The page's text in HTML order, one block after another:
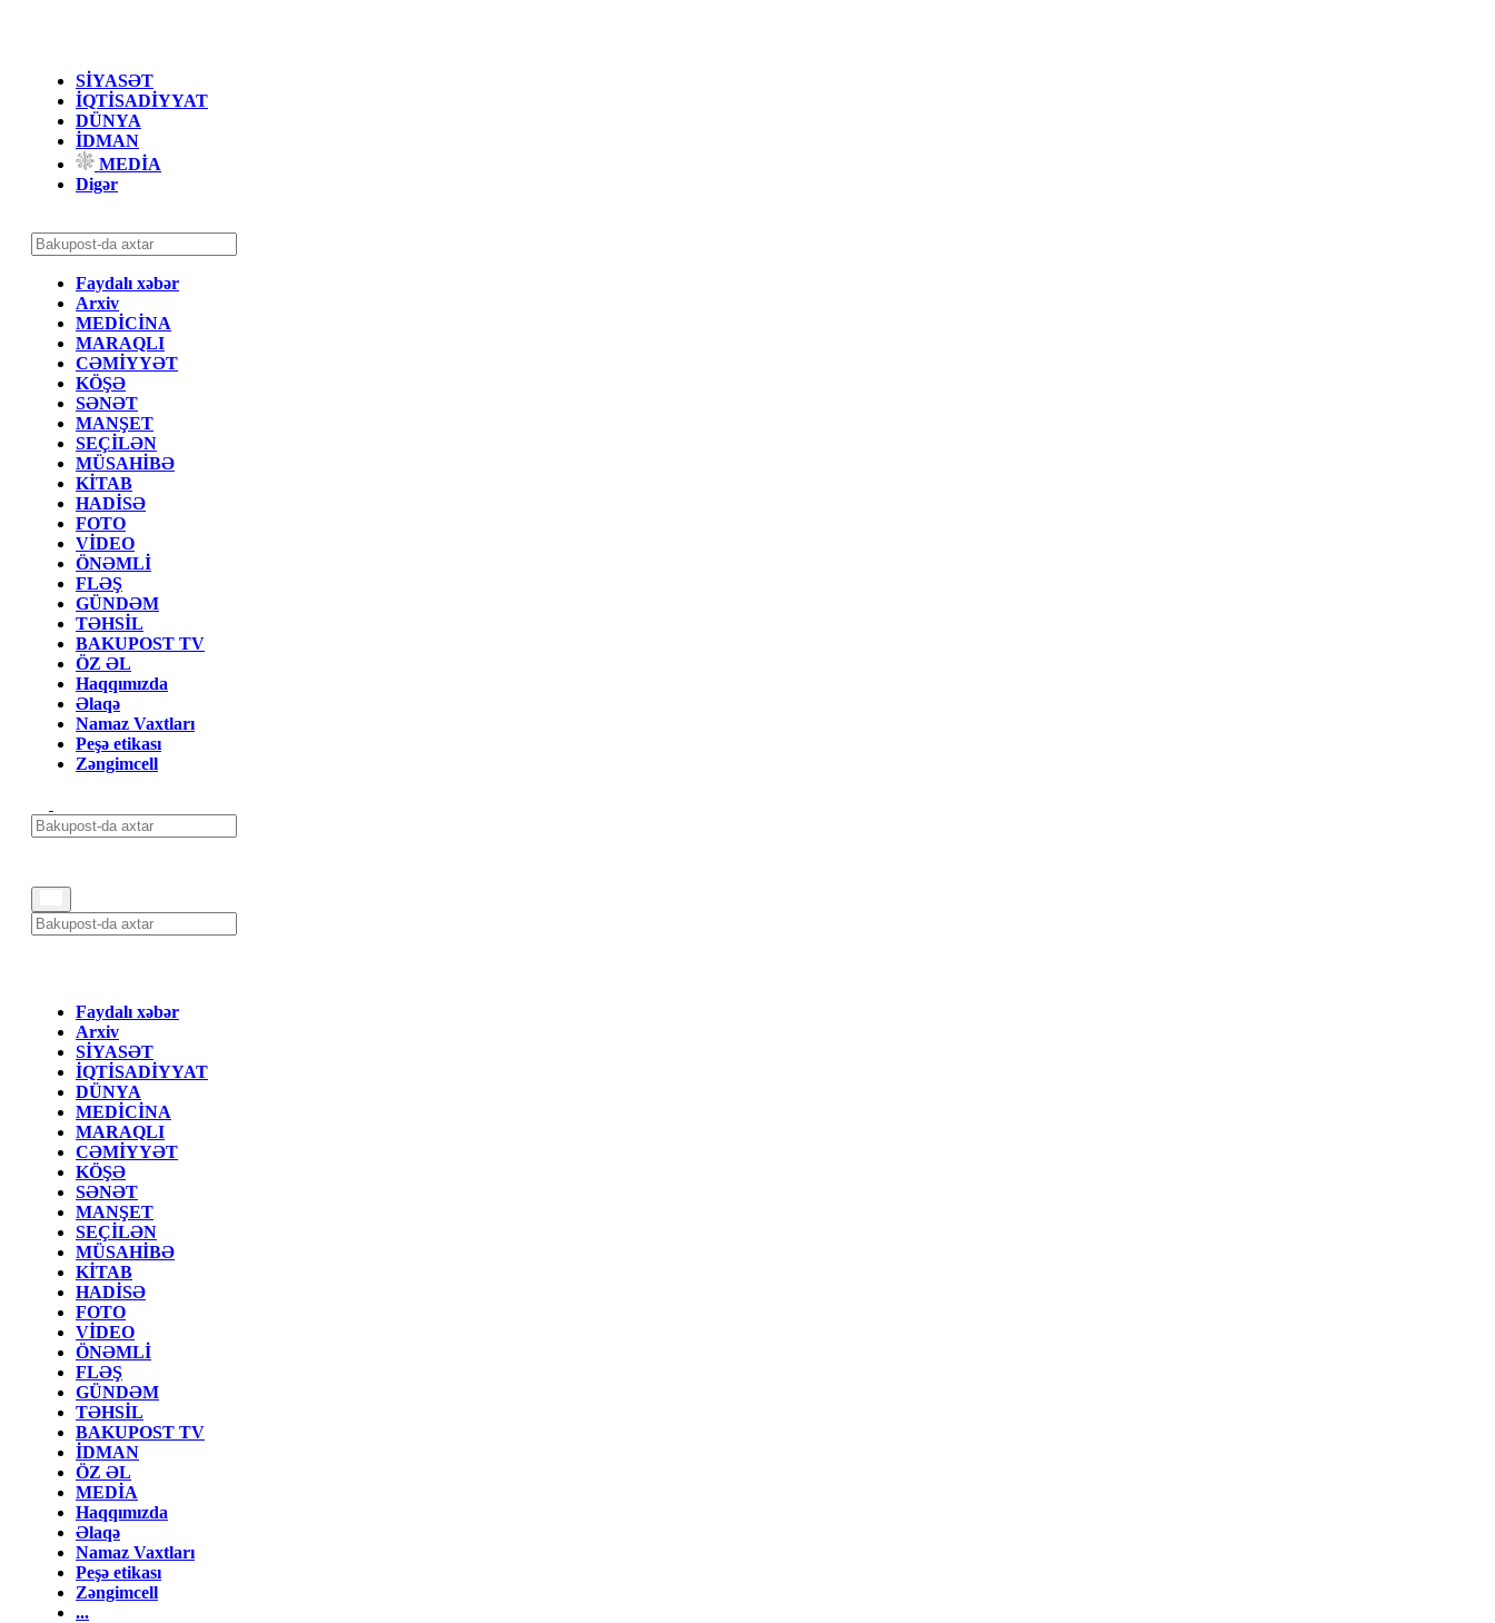
SİYASƏT
İQTİSADİYYAT
DÜNYA
İDMAN
MEDİA
Digər
Faydalı xəbər
Arxiv
MEDİCİNA
MARAQLI
CƏMİYYƏT
KÖŞƏ
SƏNƏT
MANŞET
SEÇİLƏN
MÜSAHİBƏ
KİTAB
HADİSƏ
FOTO
VİDEO
ÖNƏMLİ
FLƏŞ
GÜNDƏM
TƏHSİL
BAKUPOST TV
ÖZ ƏL
Haqqımızda
Əlaqə
Namaz Vaxtları
Peşə etikası
Zəngimcell
Faydalı xəbər
Arxiv
SİYASƏT
İQTİSADİYYAT
DÜNYA
MEDİCİNA
MARAQLI
CƏMİYYƏT
KÖŞƏ
SƏNƏT
MANŞET
SEÇİLƏN
MÜSAHİBƏ
KİTAB
HADİSƏ
FOTO
VİDEO
ÖNƏMLİ
FLƏŞ
GÜNDƏM
TƏHSİL
BAKUPOST TV
İDMAN
ÖZ ƏL
MEDİA
Haqqımızda
Əlaqə
Namaz Vaxtları
Peşə etikası
Zəngimcell
...